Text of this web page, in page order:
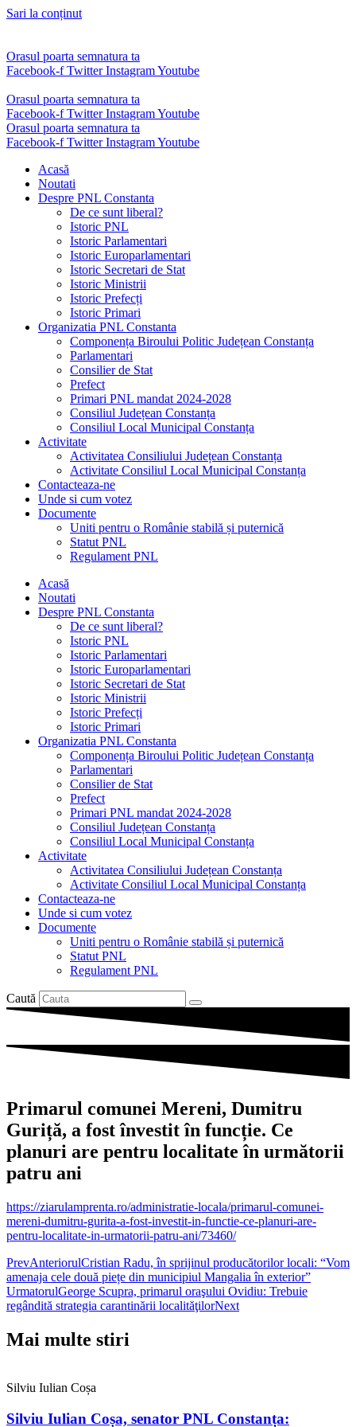
Sari la conținut
Orasul poarta semnatura ta
Facebook-f Twitter InstagramYoutube
Orasul poarta semnatura ta
Facebook-f Twitter InstagramYoutube
Orasul poarta semnatura ta
Facebook-f Twitter InstagramYoutube
Acasă
Noutati
Despre PNL Constanta
De ce sunt liberal?
Istoric PNL
Istoric Parlamentari
Istoric Europarlamentari
Istoric Secretari de Stat
Istoric Ministrii
Istoric Prefecți
Istoric Primari
Organizatia PNL Constanta
Componența Biroului Politic Județean Constanța
Parlamentari
Consilier de Stat
Prefect
Primari PNL mandat 2024-2028
Consiliul Județean Constanța
Consiliul Local Municipal Constanța
Activitate
Activitatea Consiliului Județean Constanța
Activitate Consiliul Local Municipal Constanța
Contacteaza-ne
Unde si cum votez
Documente
Uniti pentru o Românie stabilă și puternică
Statut PNL
Regulament PNL
Acasă
Noutati
Despre PNL Constanta
De ce sunt liberal?
Istoric PNL
Istoric Parlamentari
Istoric Europarlamentari
Istoric Secretari de Stat
Istoric Ministrii
Istoric Prefecți
Istoric Primari
Organizatia PNL Constanta
Componența Biroului Politic Județean Constanța
Parlamentari
Consilier de Stat
Prefect
Primari PNL mandat 2024-2028
Consiliul Județean Constanța
Consiliul Local Municipal Constanța
Activitate
Activitatea Consiliului Județean Constanța
Activitate Consiliul Local Municipal Constanța
Contacteaza-ne
Unde si cum votez
Documente
Uniti pentru o Românie stabilă și puternică
Statut PNL
Regulament PNL
Caută
Primarul comunei Mereni, Dumitru
Guriță, a fost învestit în funcție. Ce
planuri are pentru localitate în următorii
patru ani
https://ziarulamprenta.ro/administratie-locala/primarul-comunei-
mereni-dumitru-gurita-a-fost-investit-in-functie-ce-planuri-are-
pentru-localitate-in-urmatorii-patru-ani/73460/
PrevAnteriorulCristian Radu, în sprijinul producătorilor locali: “Vom
amenaja cele două piețe din municipiul Mangalia în exterior”
UrmatorulGeorge Scupra, primarul oraşului Ovidiu: Trebuie
regândită strategia carantinării localităţilorNext
Mai multe stiri
Silviu Iulian Coșa
Silviu Iulian Coșa, senator PNL Constanța: